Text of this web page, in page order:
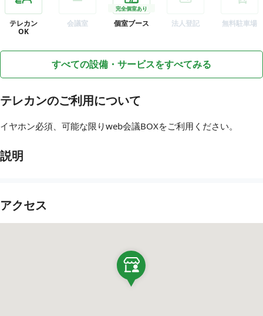
テレカン
OK
会議室 個室ブース
完全個室あり
法人登記 無料駐車場
すべての設備・サービスをすべてみる
テレカンのご利用について
イヤホン必須、可能な限りweb会議BOXをご利用ください。
説明
アクセス